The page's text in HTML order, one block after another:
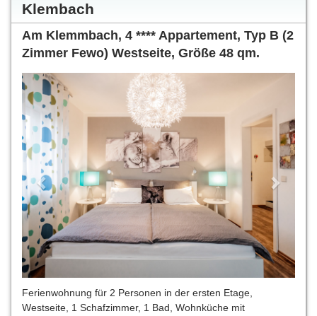
Klembach
Am Klemmbach, 4 **** Appartement, Typ B (2
Zimmer Fewo) Westseite, Größe 48 qm.
Previous
Ferienwohnung für 2 Personen in der ersten Etage,
Westseite, 1 Schafzimmer, 1 Bad, Wohnküche mit